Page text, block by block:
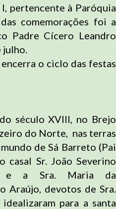
pertencente à Paróquia
comemorações foi a
Padre Cícero Leandro
o ciclo das festas
século XVIII, no Brejo
do Norte, nas terras
de Sá Barreto (Pai
casal Sr. João Severino
e a Sra. Maria da
Araújo, devotos de Sra.
idealizaram para a santa